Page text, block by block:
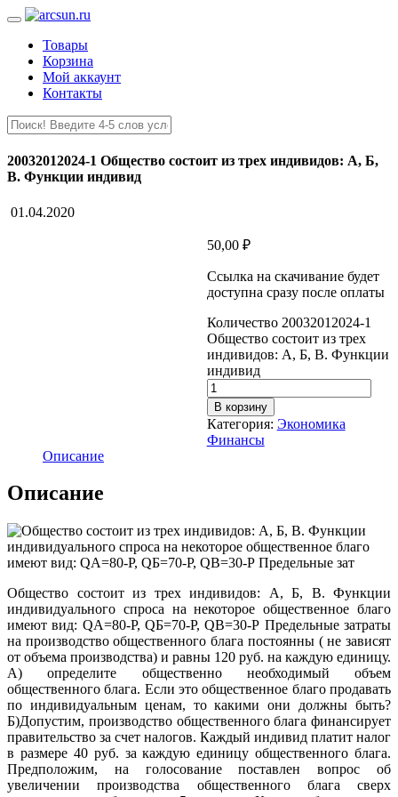
Товары
Корзина
Мой аккаунт
Контакты
20032012024-1 Общество состоит из трех индивидов: А, Б,
В. Функции индивид
01.04.2020
50,00 ₽
Ссылка на скачивание будет
доступна сразу после оплаты
Количество 20032012024-1
Общество состоит из трех
индивидов: А, Б, В. Функции
индивид
В корзину
Категория: Экономика
Финансы
Описание
Описание
Общество состоит из трех индивидов: А, Б, В. Функции
индивидуального спроса на некоторое общественное благо
имеют вид: QA=80-P, QБ=70-Р, QВ=30-Р Предельные затраты
на производство общественного блага постоянны ( не зависят
от объема производства) и равны 120 руб. на каждую единицу.
А) определите общественно необходимый объем
общественного блага. Если это общественное благо продавать
по индивидуальным ценам, то какими они должны быть?
Б)Допустим, производство общественного блага финансирует
правительство за счет налогов. Каждый индивид платит налог
в размере 40 руб. за каждую единицу общественного блага.
Предположим, на голосование поставлен вопрос об
увеличении производства общественного блага сверх